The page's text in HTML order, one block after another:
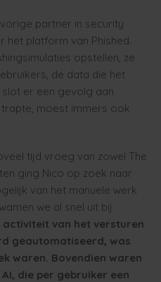
partner in security
het platform van Phished.
opstellen, ze
de data die het
er een gevolg aan
moest immers ook
tijd vroeg van zowel The
ging Nico op zoek naar
van het manuele werk
we al snel uit bij
activiteit van het versturen
geautomatiseerd, was
waren. Bovendien waren
die per gebruiker een